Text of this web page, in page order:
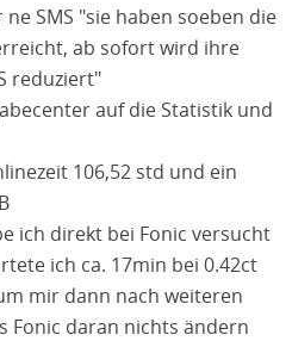
SMS "sie haben soeben die
ab sofort wird ihre
reduziert"
auf die Statistik und
106,52 std und ein
ich direkt bei Fonic versucht
ich ca. 17min bei 0.42ct
mir dann nach weiteren
Fonic daran nichts ändern